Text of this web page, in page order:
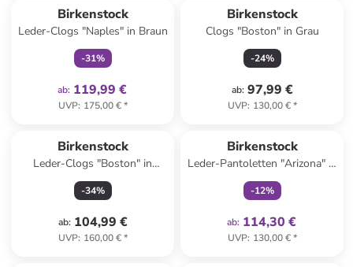
Birkenstock
Leder-Clogs "Naples" in Braun
-31%
ab: 119,99 €
UVP: 175,00 €*
Birkenstock
Clogs "Boston" in Grau
-24%
ab: 97,99 €
UVP: 130,00 €*
Birkenstock
Leder-Clogs "Boston" in
Braun - Weite S
-34%
ab: 104,99 €
UVP: 160,00 €*
Birkenstock
Leder-Pantoletten "Arizona" in
Schwarz - Weite S
-12%
ab: 114,30 €
UVP: 130,00 €*